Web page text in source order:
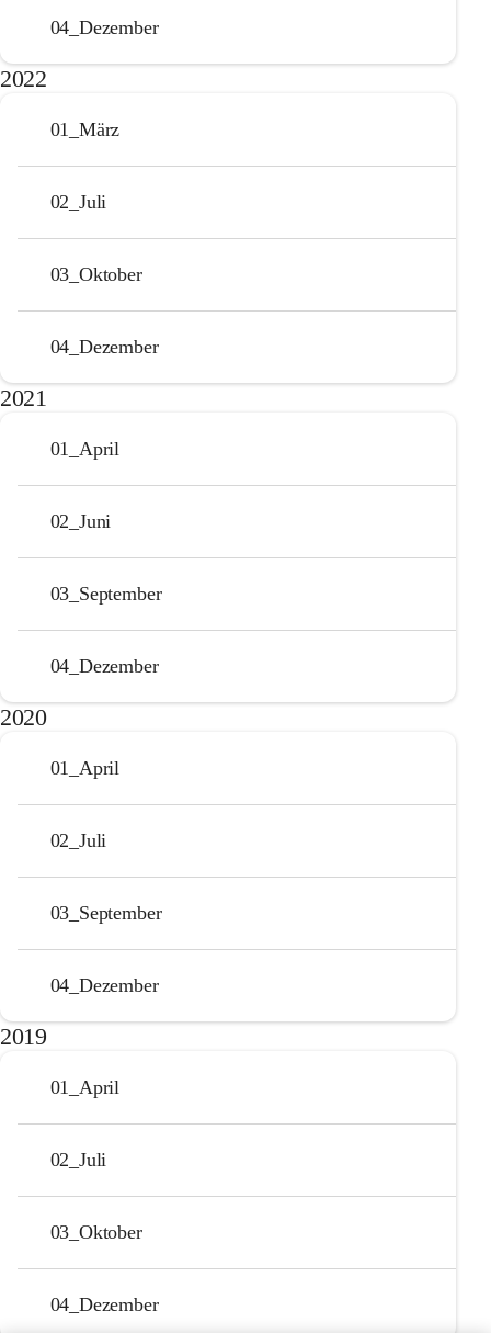
04_Dezember
2022
01_März
02_Juli
03_Oktober
04_Dezember
2021
01_April
02_Juni
03_September
04_Dezember
2020
01_April
02_Juli
03_September
04_Dezember
2019
01_April
02_Juli
03_Oktober
04_Dezember